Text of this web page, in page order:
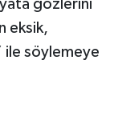
gözlerini
eksik,
ile söylemeye